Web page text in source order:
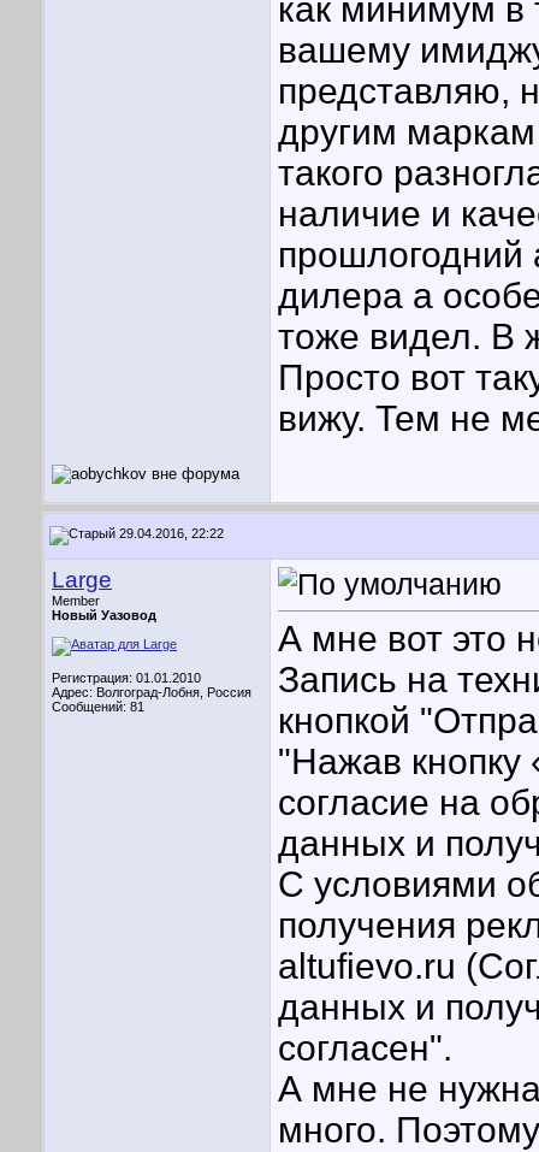
как минимум в
вашему
представляю,
другим
такого
наличие и
прошлогодний
дилера а
тоже видел. В
Просто вот
вижу. Тем не
29.04.2016, 22:22
Large
Member
Новый Уазовод
Регистрация: 01.01.2010
Адрес: Волгоград-Лобня, Россия
Сообщений: 81
А мне вот это
Запись на
кнопкой
"Нажав кнопку
согласие на
данных и
С условиями
получения
altufievo.ru
данных и
согласен".
А мне не
много.